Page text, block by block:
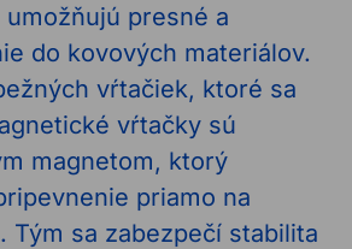
presné a
do kovových materiálov.
vŕtačiek, ktoré sa
vŕtačky sú
magnetom, ktorý
priamo na
Tým sa zabezpečí stabilita